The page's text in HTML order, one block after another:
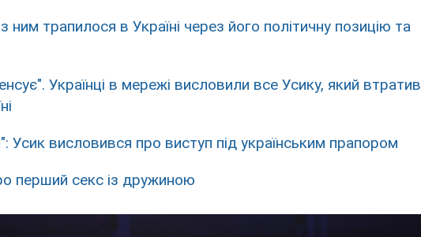
ним трапилося в Україні через його політичну позицію та
Українці в мережі висловили все Усику, який втратив
Усик висловився про виступ під українським прапором
перший секс із дружиною